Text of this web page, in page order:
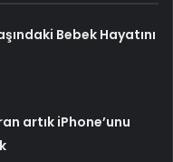
Bebek Hayatını
artık iPhone’unu